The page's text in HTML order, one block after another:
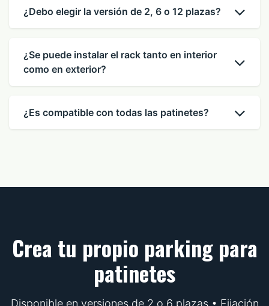
¿Debo elegir la versión de 2, 6 o 12 plazas?
¿Se puede instalar el rack tanto en interior
como en exterior?
¿Es compatible con todas las patinetes?
Crea tu propio parking para
patinetes
Disponible en versiones de 2 o 6 plazas • Fijación